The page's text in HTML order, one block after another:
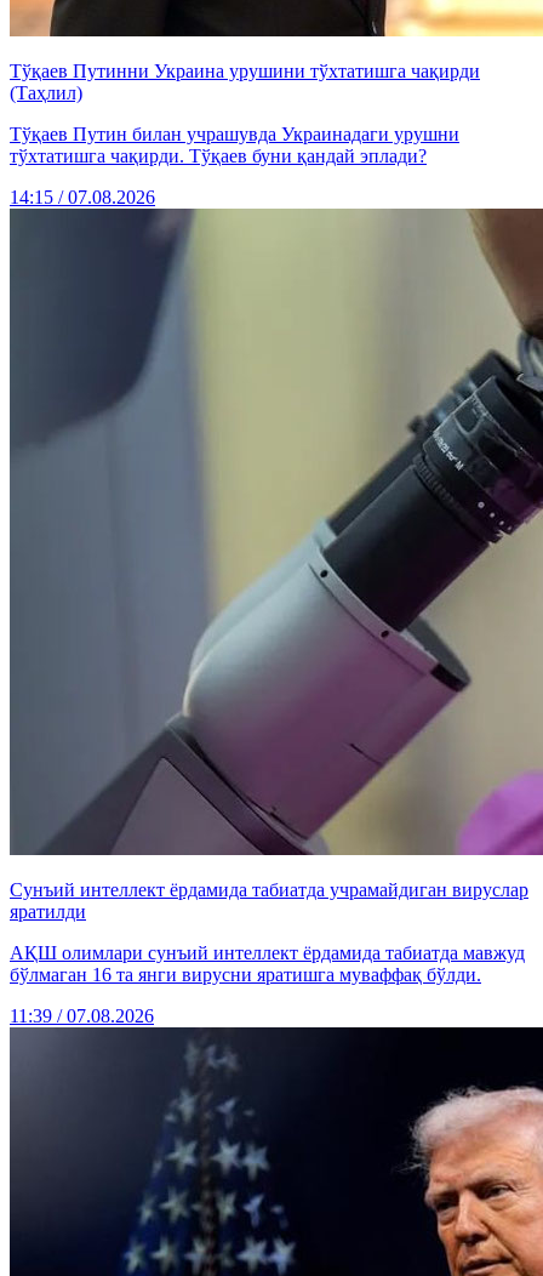
Тўқаев Путинни Украина урушини тўхтатишга чақирди
(Таҳлил)
Тўқаев Путин билан учрашувда Украинадаги урушни
тўхтатишга чақирди. Тўқаев буни қандай эплади?
14:15 / 07.08.2026
Сунъий интеллект ёрдамида табиатда учрамайдиган вируслар
яратилди
АҚШ олимлари сунъий интеллект ёрдамида табиатда мавжуд
бўлмаган 16 та янги вирусни яратишга муваффақ бўлди.
11:39 / 07.08.2026